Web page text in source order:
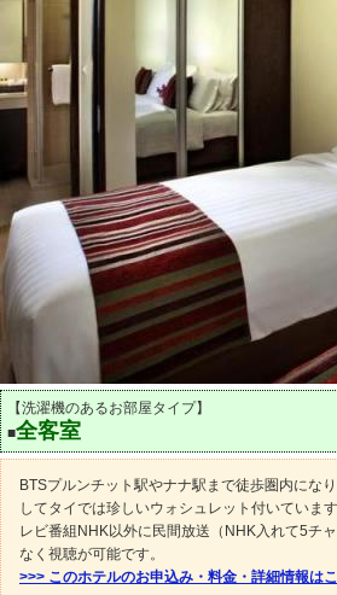
【洗濯機のあるお部屋タイプ】
■全客室
BTSプルンチット駅やナナ駅まで徒歩圏内にな
してタイでは珍しいウォシュレット付いていま
レビ番組NHK以外に民間放送（NHK入れて5チ
なく視聴が可能です。
>>> このホテルのお申込み・料金・詳細情報は